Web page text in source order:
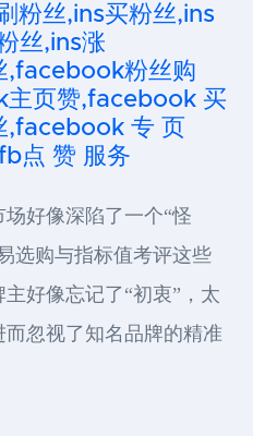
粉丝,ins买粉丝,ins
丝,ins涨
,facebook粉丝购
页赞,facebook 买
专 页
点 赞 服务
好像深陷了一个“怪
选购与指标值考评这些
好像忘记了“初衷”，太
忽视了知名品牌的精准